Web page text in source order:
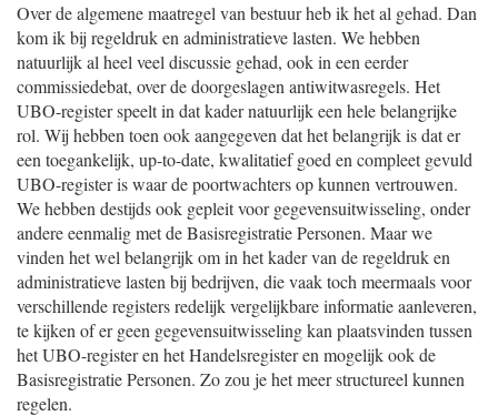
Over de algemene maatregel van bestuur heb ik het al gehad. Dan
kom ik bij regeldruk en administratieve lasten. We hebben
natuurlijk al heel veel discussie gehad, ook in een eerder
commissiedebat, over de doorgeslagen antiwitwasregels. Het
UBO-register speelt in dat kader natuurlijk een hele belangrijke
rol. Wij hebben toen ook aangegeven dat het belangrijk is dat er
een toegankelijk, up-to-date, kwalitatief goed en compleet gevuld
UBO-register is waar de poortwachters op kunnen vertrouwen.
We hebben destijds ook gepleit voor gegevensuitwisseling, onder
andere eenmalig met de Basisregistratie Personen. Maar we
vinden het wel belangrijk om in het kader van de regeldruk en
administratieve lasten bij bedrijven, die vaak toch meermaals voor
verschillende registers redelijk vergelijkbare informatie aanleveren,
te kijken of er geen gegevensuitwisseling kan plaatsvinden tussen
het UBO-register en het Handelsregister en mogelijk ook de
Basisregistratie Personen. Zo zou je het meer structureel kunnen
regelen.